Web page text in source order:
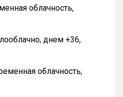
облачность,
днем +36,
облачность,